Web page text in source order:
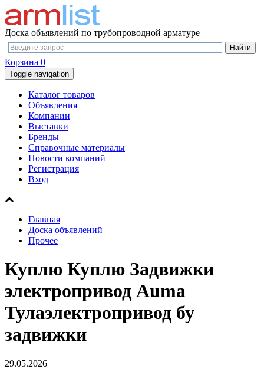
Доска объявлений по трубопроводной арматуре
Корзина 0
Toggle navigation
Каталог товаров
Объявления
Компании
Выставки
Бренды
Справочные материалы
Новости компаний
Регистрация
Вход
Главная
Доска объявлений
Прочее
Куплю Куплю Задвижки
электропривод Auma
Тулаэлектропривод бу
задвижки
29.05.2026